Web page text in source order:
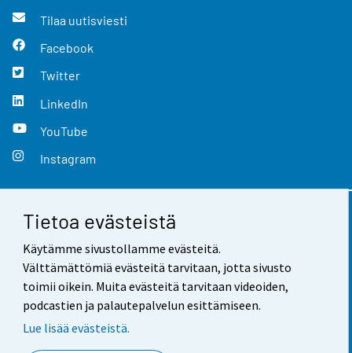
Tietoa evästeistä
Käytämme sivustollamme evästeitä.
Välttämättömiä evästeitä tarvitaan, jotta sivusto
toimii oikein. Muita evästeitä tarvitaan videoiden,
podcastien ja palautepalvelun esittämiseen.
Lue lisää evästeistä.
Tilaa uutisviesti
Facebook
Twitter
LinkedIn
YouTube
Instagram
Yhteystiedot
Palaute
Käyttöehdot